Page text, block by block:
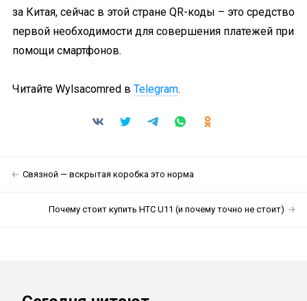
за Китая, сейчас в этой стране QR-коды – это средство
первой необходимости для совершения платежей при
помощи смартфонов.
Читайте Wylsacomred в Telegram.
Связной — вскрытая коробка это норма
Почему стоит купить HTC U11 (и почему точно не стоит)